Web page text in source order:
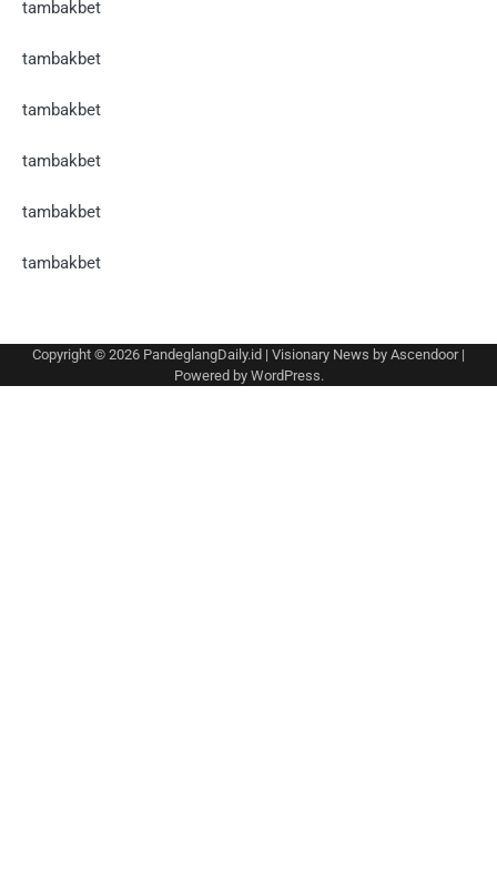
tambakbet
tambakbet
tambakbet
tambakbet
tambakbet
tambakbet
Copyright © 2026 PandeglangDaily.id | Visionary News by Ascendoor|
Powered by WordPress.